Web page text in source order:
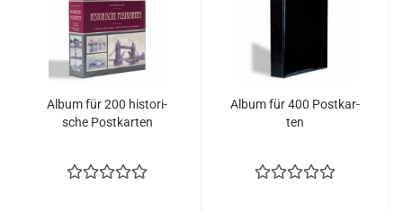
Album für 200 his­to­ri­
sche Post­kar­ten
Album für 400 Post­kar­
ten